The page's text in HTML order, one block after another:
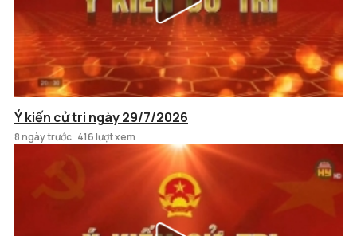
Ý kiến cử tri ngày 29/7/2026
8 ngày trước 416 lượt xem